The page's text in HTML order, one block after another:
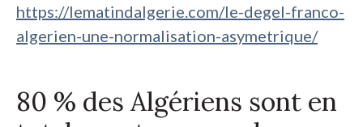
https://lematindalgerie.com/le-degel-franco-
algerien-une-normalisation-asymetrique/
80 % des Algériens sont en